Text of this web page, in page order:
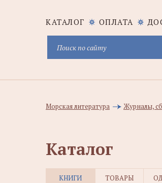
КАТАЛОГ ОПЛАТА
Морская литература Журналы,
Каталог
КНИГИ ТОВАРЫ